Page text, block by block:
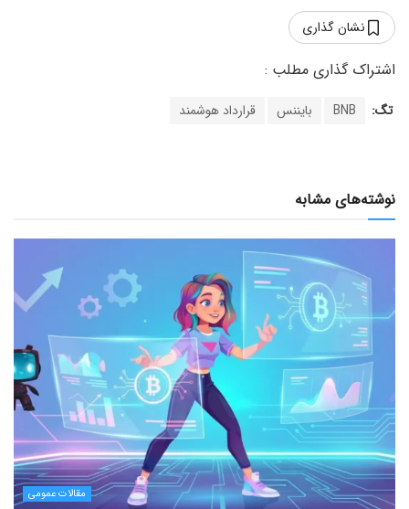
نشان گذاری
تگ: BNB بایننس قرارداد هوشمند
نوشته‌های مشابه
مقالات عمومی